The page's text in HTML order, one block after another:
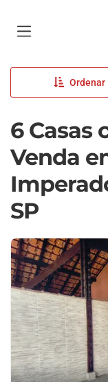
Ordenar
6 Casas
Venda
SP